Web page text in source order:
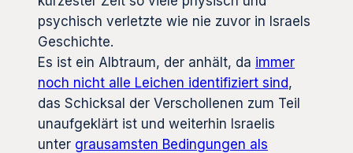
psychisch verletzte wie nie zuvor in Israels
Geschichte.
Es ist ein Albtraum, der anhält, da immer
noch nicht alle Leichen identifiziert sind,
das Schicksal der Verschollenen zum Teil
unaufgeklärt ist und weiterhin Israelis
unter grausamsten Bedingungen als